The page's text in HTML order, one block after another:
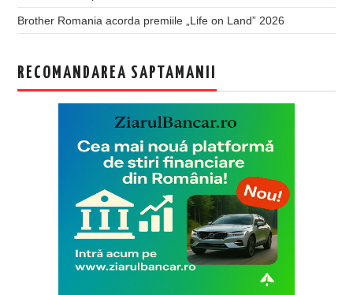
Brother Romania acorda premiile „Life on Land” 2026
RECOMANDAREA SAPTAMANII